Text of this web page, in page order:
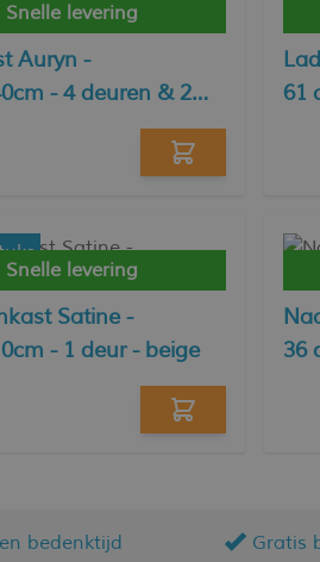
Snelle levering
Auryn -
- 4 deuren & 2
61
Snelle levering
Satine -
- 1 deur - beige
36
bedenktijd Gratis